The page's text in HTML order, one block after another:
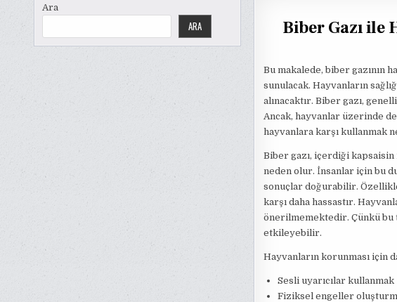
Ara
ARA Biber Gazı
Bu makalede, biber gazının
sunulacak. Hayvanların
alınacaktır. Biber gazı,
Ancak, hayvanlar üzerinde
hayvanlara karşı kullanmak
Biber gazı, içerdiği
neden olur. İnsanlar için bu
sonuçlar doğurabilir.
karşı daha hassastır.
önerilmemektedir. Çünkü bu
etkileyebilir.
Hayvanların korunması için
Sesli uyarıcılar kullanmak
Fiziksel engeller